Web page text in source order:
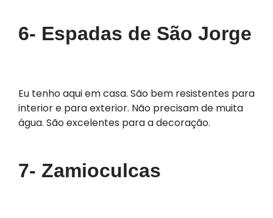
6- Espadas de São Jorge
Eu tenho aqui em casa. São bem resistentes para
interior e para exterior. Não precisam de muita
água. São excelentes para a decoração.
7- Zamioculcas